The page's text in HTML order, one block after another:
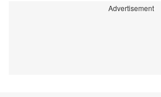
Advertisement